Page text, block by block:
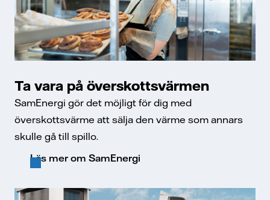
Ta vara på överskottsvärmen
SamEnergi gör det möjligt för dig med
överskottsvärme att sälja den värme som annars
skulle gå till spillo.
Läs mer om SamEnergi